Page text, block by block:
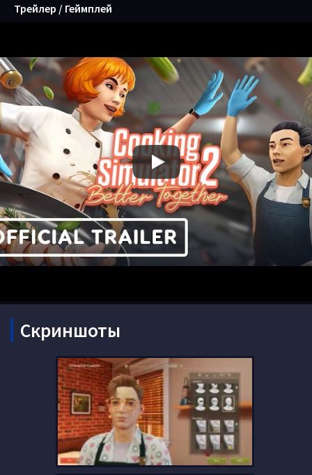
Трейлер / Геймплей
Скриншоты